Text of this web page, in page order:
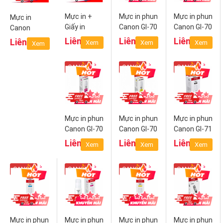
Mực in
Canon
Cartridge
Liên hệXem
Mực in +
Giấy in
KP108 IN
Liên hệ
Xem
Mực in phun
Canon GI-70
PGBK
(Black)
Liên hệ
Xem
Mực in phun
Canon GI-70
C (Cyan)
Liên hệ
Xem
CANON
Mực in phun
Canon GI-70
M
(Magenta)
Liên hệ
Xem
CANON
Mực in phun
Canon GI-70
Y (Yellow)
Liên hệ
Xem
CANON
Mực in phun
Canon GI-71
PGBK
(Pigment
Liên hệ
Xem
CANON
Mực in phun
CANON
Mực in phun
CANON
Mực in phun
CANON
Mực in phun